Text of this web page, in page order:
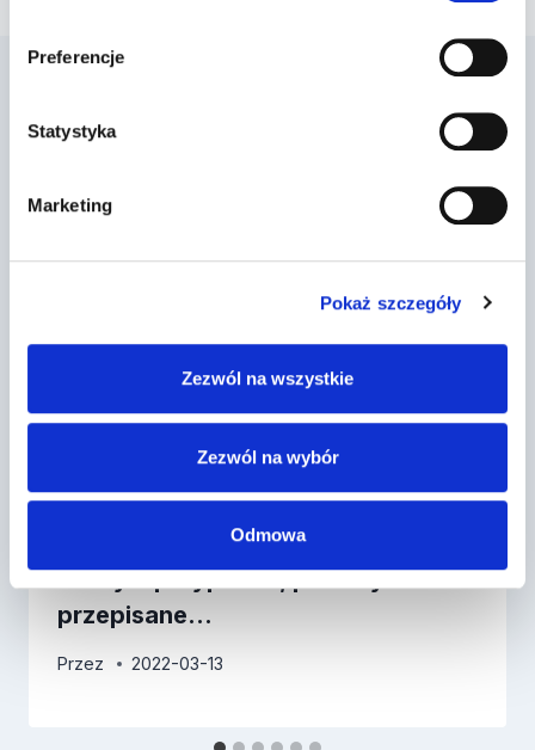
Preferencje
Statystyka
Marketing
Pokaż szczegóły
Zezwól na wszystkie
Zezwól na wybór
Odmowa
Podobne wpisy
Dr Prawko odpowiada: Czy w
każdym przypadku, po zażyciu leku
przepisane…
Przez 2022-03-13